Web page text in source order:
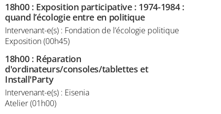
18h00: Exposition participative : 1974-1984 :
quand l’écologie entre en politique
Intervenant-e(s) : Fondation de l’écologie politique
Exposition (00h45)
18h00: Réparation
d'ordinateurs/consoles/tablettes et
Install'Party
Intervenant-e(s) : Eisenia
Atelier (01h00)